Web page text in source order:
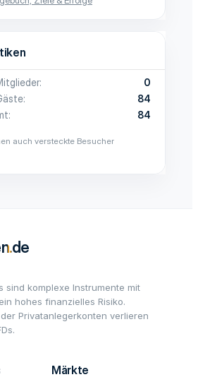
0
84
84
auch versteckte Besucher
sind komplexe Instrumente mit
hohes finanzielles Risiko.
Privatanlegerkonten verlieren
Märkte